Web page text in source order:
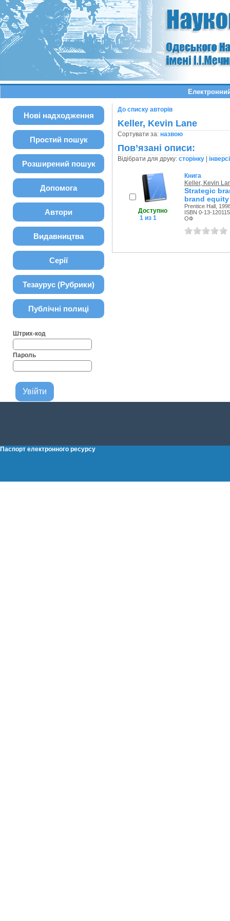
Нові надходження
Простий пошук
Розширений пошук
Допомога
Автори
Видавництва
Серії
Тезаурус (Рубрики)
Публічні полиці
Штрих-код
Пароль
До списку авторів
Keller, Kevin Lane
Сортувати за: назвою
Пов’язані описи:
Відібрати для друку: сторінку|
Доступно
1 из 1
Книга
Keller, Kevin
Strategic
brand equity
Prentice Hall,
ISBN 0-13-
ОФ
Паспорт електронного ресурсу